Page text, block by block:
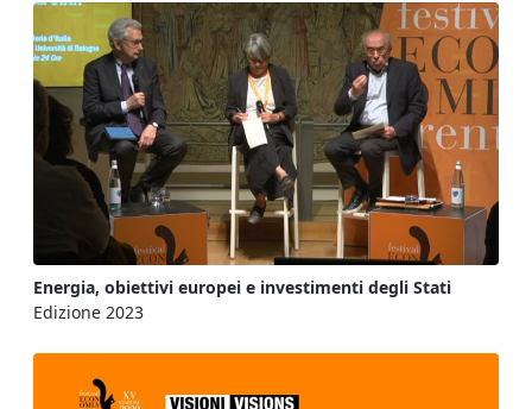
Energia, obiettivi europei e investimenti degli Stati
Edizione 2023